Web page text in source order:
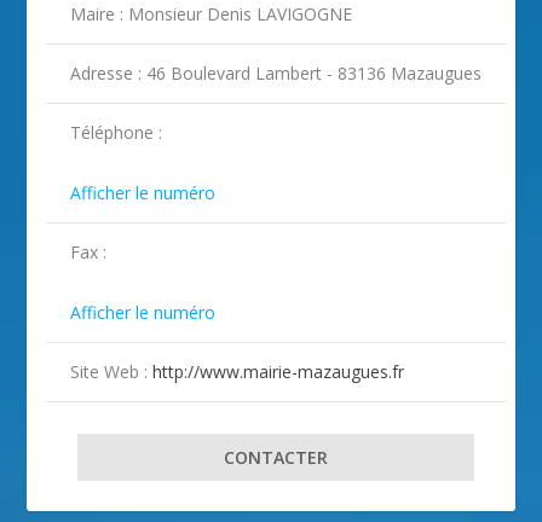
ILLUSTRATION MAZAUGUES ( 2 )
ILLUSTRATION MAZAUGUES ( 3 )
ILLUSTRATION MAZAUGUES ( 4 )
Maire : Monsieur Denis LAVIGOGNE
Adresse : 46 Boulevard Lambert - 83136 Mazaugues
Téléphone :
Afficher le numéro
Fax :
Afficher le numéro
Site Web :http://www.mairie-mazaugues.fr
CONTACTER